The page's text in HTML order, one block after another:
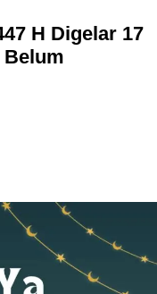
H Digelar 17